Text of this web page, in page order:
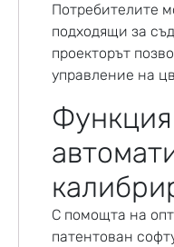
Потребителите
подходящи за
проекторът
управление на
Функция
С помощта на
патентован